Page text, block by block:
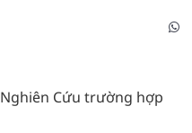
Nghiên Cứu trường hợp